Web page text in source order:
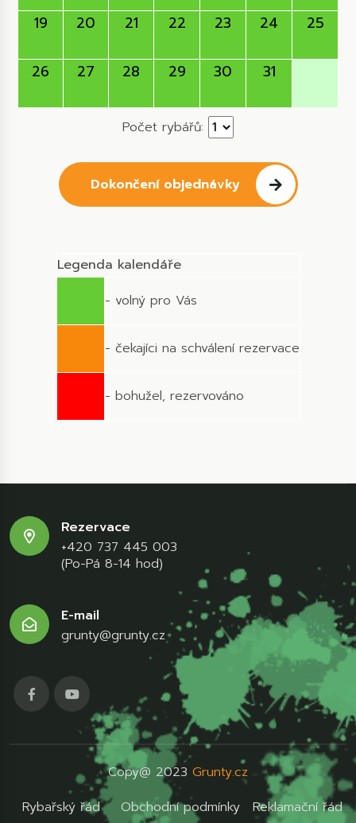
19 20 21 22 23 24 25
26 27 28 29 30 31
Počet rybářů:
Dokončení objednávky
Legenda kalendáře
- volný pro Vás
- čekajíci na schválení rezervace
- bohužel, rezervováno
Rezervace
+420 737 445 003
(Po-Pá 8-14 hod)
E-mail
grunty@grunty.cz
Copy@ 2023 Grunty.cz
Rybařský řád
Obchodní podmínky Reklamační řád